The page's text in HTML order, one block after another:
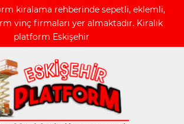
kiralama rehberinde sepetli, eklemli,
vinç firmaları yer almaktadır. Kiralık
platform Eskişehir